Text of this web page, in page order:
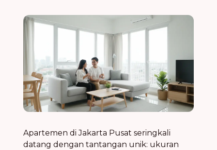
Apartemen di Jakarta Pusat seringkali
datang dengan tantangan unik: ukuran